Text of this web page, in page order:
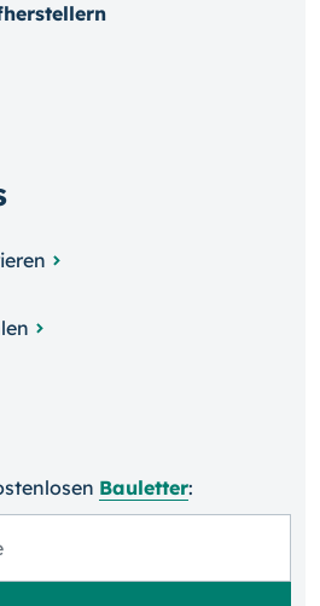
Bauletter: